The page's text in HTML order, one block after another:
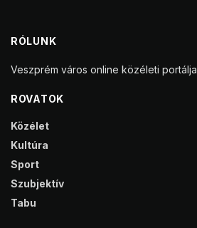
RÓLUNK
Veszprém város online közéleti portálja
ROVATOK
Közélet
Kultúra
Sport
Szubjektív
Tabu